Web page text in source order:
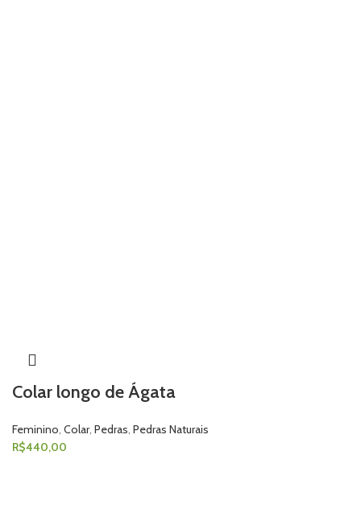
Colar longo de Ágata
Feminino, Colar, Pedras, Pedras Naturais
R$440,00